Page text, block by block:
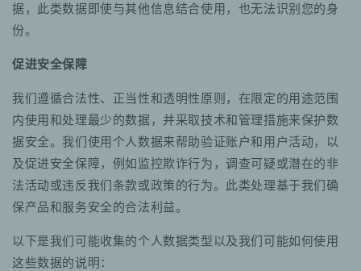
据，此类数据即使与其他信息结合使用，也无法识别您的身
份。
促进安全保障
我们遵循合法性、正当性和透明性原则，在限定的用途范围
内使用和处理最少的数据，并采取技术和管理措施来保护数
据安全。我们使用个人数据来帮助验证账户和用户活动，以
及促进安全保障，例如监控欺诈行为，调查可疑或潜在的非
法活动或违反我们条款或政策的行为。此类处理基于我们确
保产品和服务安全的合法利益。
以下是我们可能收集的个人数据类型以及我们可能如何使用
这些数据的说明：